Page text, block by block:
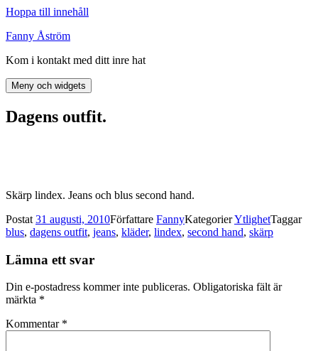
Hoppa till innehåll
Fanny Åström
Kom i kontakt med ditt inre hat
Meny och widgets
Dagens outfit.
Skärp lindex. Jeans och blus second hand.
Postat 31 augusti, 2010Författare FannyKategorierYtlighetTaggar
blus, dagens outfit, jeans, kläder, lindex, second hand, skärp
Lämna ett svar
Din e-postadress kommer inte publiceras. Obligatoriska fält är
märkta *
Kommentar *